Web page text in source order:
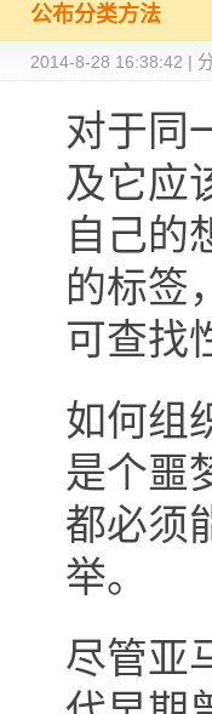
公布分类方法
2014-8-28 16:38:42 |
对于同
及它应
自己的
的标签
可查找
如何组
是个噩
都必须
举。
尽管亚